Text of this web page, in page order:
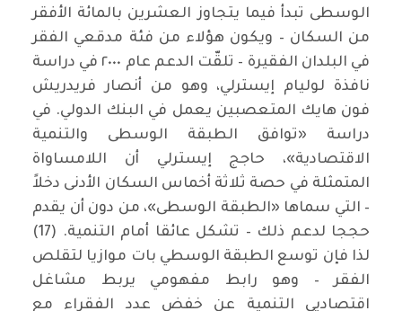
الوسطى تبدأ فيما يتجاوز العشرين بالمائة الأفقر
من السكان – ويكون هؤلاء من فئة مدقعي الفقر
في البلدان الفقيرة – تلقّت الدعم عام ٢٠٠٠ في دراسة
نافذة لوليام إيسترلي، وهو من أنصار فريدريش
فون هايك المتعصبين يعمل في البنك الدولي. في
دراسة «توافق الطبقة الوسطى والتنمية
الاقتصادية»، حاجج إيسترلي أن اللامساواة
المتمثلة في حصة ثلاثة أخماس السكان الأدنى دخلاً
– التي سماها «الطبقة الوسطى»، من دون أن يقدم
حججا لدعم ذلك – تشكل عائقا أمام التنمية. (17)
لذا فإن توسع الطبقة الوسطي بات موازيا لتقلص
الفقر – وهو رابط مفهومي يربط مشاغل
اقتصاديي التنمية عن خفض عدد الفقراء مع